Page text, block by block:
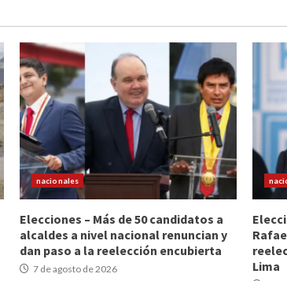
nacionales
Elecciones – Más de 50 candidatos a
alcaldes a nivel nacional renuncian y
dan paso a la reelección encubierta
7 de agosto de 2026
Lima